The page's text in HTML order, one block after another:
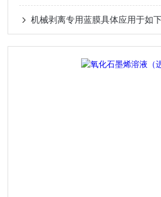
机械剥离专用蓝膜具体应用于如